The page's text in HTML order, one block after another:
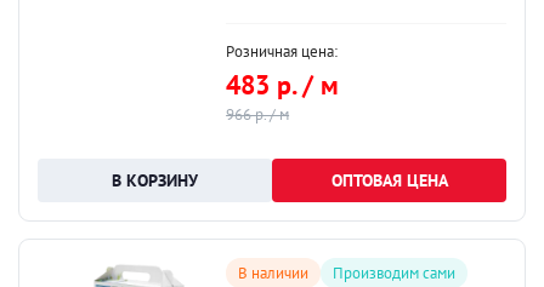
Розничная цена:
483 р. / м
966 р. / м
ОПТОВАЯ ЦЕНА
В наличии Производим сами